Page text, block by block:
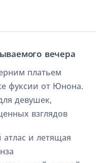
вечера
платьем
фуксии от Юнона.
девушек,
взглядов
и летящая